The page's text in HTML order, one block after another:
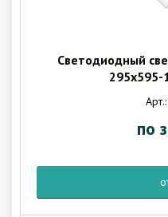
Светодиодный
295x595-
по